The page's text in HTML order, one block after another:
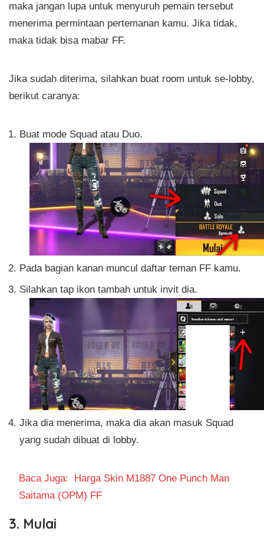
maka jangan lupa untuk menyuruh pemain tersebut
menerima permintaan pertemanan kamu. Jika tidak,
maka tidak bisa mabar FF.
Jika sudah diterima, silahkan buat room untuk se-lobby,
berikut caranya:
Buat mode Squad atau Duo.
Pada bagian kanan muncul daftar teman FF kamu.
Silahkan tap ikon tambah untuk invit dia.
Jika dia menerima, maka dia akan masuk Squad
yang sudah dibuat di lobby.
Baca Juga: Harga Skin M1887 One Punch Man
Saitama (OPM) FF
3. Mulai